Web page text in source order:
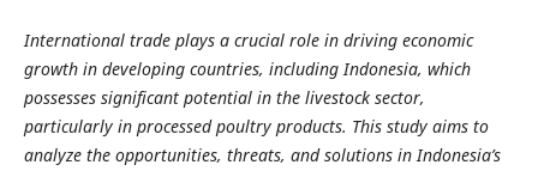
International trade plays a crucial role in driving economic
growth in developing countries, including Indonesia, which
possesses significant potential in the livestock sector,
particularly in processed poultry products. This study aims to
analyze the opportunities, threats, and solutions in Indonesia’s